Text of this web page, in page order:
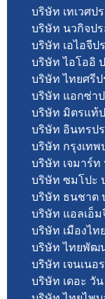
บริษัท เทเวศป
บริษัท นวกิจป
บริษัท เอไอจีป
บริษัท ไอโออิ
บริษัท ไทยศรี
บริษัท แอกซ่า
บริษัท มิตรแท้
บริษัท อินทรป
บริษัท กรุงเทพ
บริษัท เจมาร์ท
บริษัท ซมโปะ
บริษัท ธนชาต
บริษัท แอลเอ็
บริษัท เมืองไท
บริษัท ไทยพัฒ
บริษัท เจนเนอ
บริษัท เดอะ วั